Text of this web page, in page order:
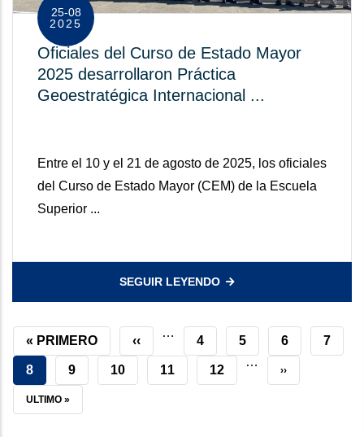
25-08
2025
Oficiales del Curso de Estado Mayor
2025 desarrollaron Práctica
Geoestratégica Internacional ...
Entre el 10 y el 21 de agosto de 2025, los oficiales
del Curso de Estado Mayor (CEM) de la Escuela
Superior ...
SEGUIR LEYENDO
PRIMERA
PÁGINA
« PRIMERO
PÁGINA
ANTERIOR
‹‹
…
GRADUADOS
DESTACADOS
4
GRADUADOS
DESTACADOS
5 6 7
PÁGINA
ACTUAL
8
GRADUADOS
DESTACADOS
9
GRADUADOS
10
GRADUADOS
11
GRADUADOS
12
…
SIGUIENTE
››
ÚLTIMA
ULTIMO »